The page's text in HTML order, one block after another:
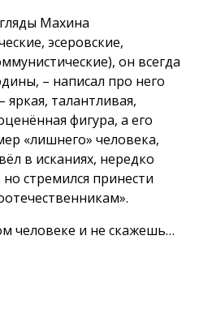
Махина
эсеровские,
он всегда
– написал про него
талантливая,
фигура, а его
«лишнего» человека,
в исканиях, нередко
стремился принести
человеке и не скажешь…